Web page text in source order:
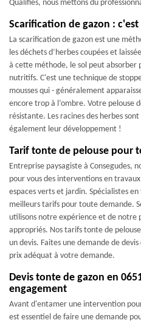
Qualifiés, nous mettons du
Scarification de gazon : c'est
La scarification de gazon est une
les déchets d’herbes coupées et
à cette méthode, le sol peut absorber
nutritifs. C'est une technique de
mousses qui - généralement
encore trop à l’ombre. Votre pelouse
résistante. Les racines des herbes
également leur développement !
Tarif tonte de pelouse pour
Entreprise paysagiste à Consegudes,
pour vous des interventions en
espaces verts et jardin. Spécialistes
meilleurs tarifs pour toute demande.
utilisons notre expérience et de notre
appropriés. Nos tarifs tonte de
un devis. Faites une demande de
prix adéquat à votre demande.
Devis tonte de gazon en
engagement
Avant d'entamer une intervention
est essentiel de faire une demande